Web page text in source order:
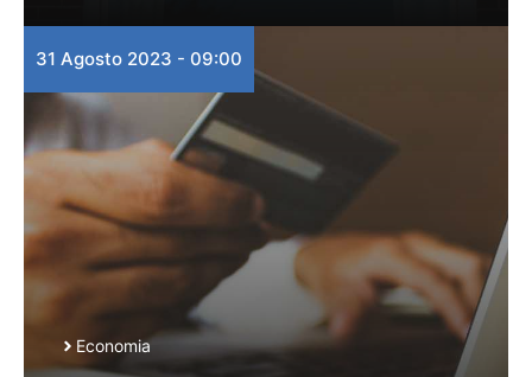
31 Agosto 2023 - 09:00
Economia